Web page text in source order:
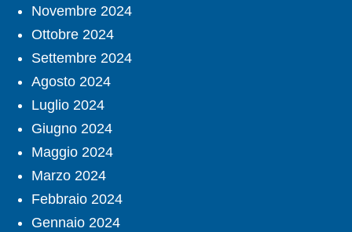
Novembre 2024
Ottobre 2024
Settembre 2024
Agosto 2024
Luglio 2024
Giugno 2024
Maggio 2024
Marzo 2024
Febbraio 2024
Gennaio 2024